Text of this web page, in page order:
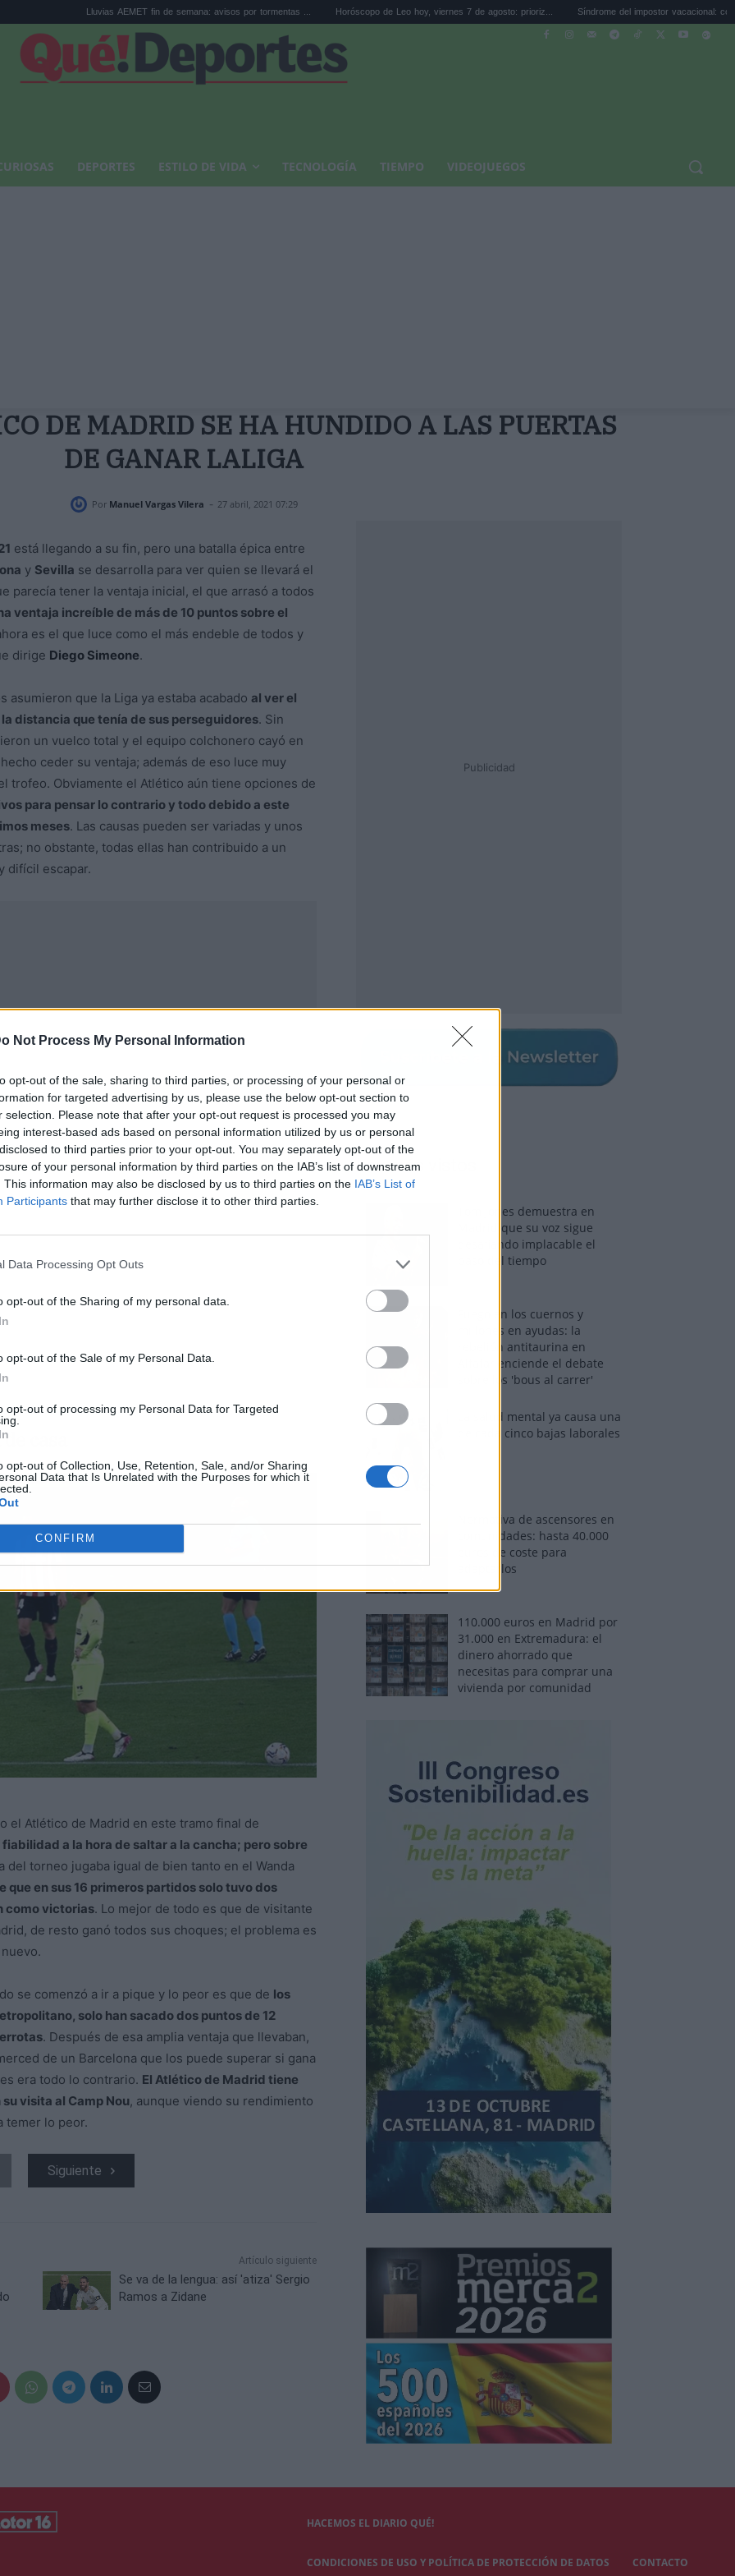
Not Process My Personal Information
opt-out of the sale, sharing to third parties, or processing of your personal or
for targeted advertising by us, please use the below opt-out section to
selection. Please note that after your opt-out request is processed you may
interest-based ads based on personal information utilized by us or personal
to third parties prior to your opt-out. You may separately opt-out of the
of your personal information by third parties on the IAB’s list of downstream
This information may also be disclosed by us to third parties on the IAB’s List of
Participants that may further disclose it to other third parties.
Data Processing Opt Outs
opt-out of the Sharing of my personal data.
opt-out of the Sale of my Personal Data.
opt-out of processing my Personal Data for Targeted
opt-out of Collection, Use, Retention, Sale, and/or Sharing
Data that Is Unrelated with the Purposes for which it
CONFIRM
Lluvias AEMET fin de semana: avisos por tormentas ... Horóscopo de Leo hoy, viernes 7 de agosto: prioriz... Síndrome del impostor vacacional: cómo dejar de
DEPORTES ESTILO DE VIDA TECNOLOGÍA TIEMPO VIDEOJUEGOS
DE MADRID SE HA HUNDIDO A LAS PUERTAS
DE GANAR LALIGA
Por Manuel Vargas Vilera - 27 abril, 2021 07:29
está llegando a su fin, pero una batalla épica entre
y Sevilla se desarrolla para ver quien se llevará el
parecía tener la ventaja inicial, el que arrasó a todos
ventaja increíble de más de 10 puntos sobre el
es el que luce como el más endeble de todos y
dirige Diego Simeone.
asumieron que la Liga ya estaba acabado al ver el
distancia que tenía de sus perseguidores. Sin
un vuelco total y el equipo colchonero cayó en
ceder su ventaja; además de eso luce muy
trofeo. Obviamente el Atlético aún tiene opciones de
para pensar lo contrario y todo debido a este
meses. Las causas pueden ser variadas y unos
no obstante, todas ellas han contribuido a un
difícil escapar.
Publicidad
casa
el Atlético de Madrid en este tramo final de
a la hora de saltar a la cancha; pero sobre
del torneo jugaba igual de bien tanto en el Wanda
que en sus 16 primeros partidos solo tuvo dos
como victorias. Lo mejor de todo es que de visitante
de resto ganó todos sus choques; el problema es
se comenzó a ir a pique y lo peor es que de los
solo han sacado dos puntos de 12
. Después de esa amplia ventaja que llevaban,
de un Barcelona que los puede superar si gana
era todo lo contrario. El Atlético de Madrid tiene
visita al Camp Nou, aunque viendo su rendimiento
temer lo peor.
Siguiente
Artículo siguiente
Se va de la lengua: así 'atiza' Sergio
Ramos a Zidane
Publicidad
Los más vistos
Tom Jones demuestra en
Madrid que su voz sigue
desafiando implacable el
paso del tiempo
Fuego en los cuernos y
millones en ayudas: la
rebelión antitaurina en
Alfafar enciende el debate
sobre los 'bous al carrer'
La salud mental ya causa una
de cada cinco bajas laborales
Normativa de ascensores en
comunidades: hasta 40.000
euros de coste para
adaptarlos
110.000 euros en Madrid por
31.000 en Extremadura: el
dinero ahorrado que
necesitas para comprar una
vivienda por comunidad
HACEMOS EL DIARIO QUÉ!
CONDICIONES DE USO Y POLÍTICA DE PROTECCIÓN DE DATOS CONTACTO